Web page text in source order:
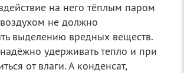
на него тёплым паром
не должно
выделению вредных веществ.
удерживать тепло и при
от влаги. А конденсат,